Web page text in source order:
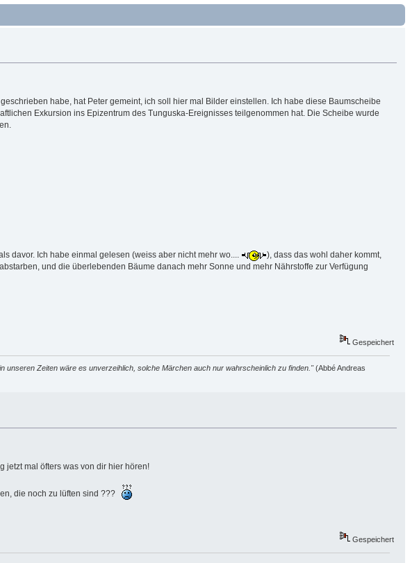
habe, hat Peter gemeint, ich soll hier mal Bilder einstellen. Ich habe diese Baumscheibe
Exkursion ins Epizentrum des Tunguska-Ereignisses teilgenommen hat. Die Scheibe wurde
davor. Ich habe einmal gelesen (weiss aber nicht mehr wo....
), dass das wohl daher kommt,
und die überlebenden Bäume danach mehr Sonne und mehr Nährstoffe zur Verfügung
Gespeichert
unseren Zeiten wäre es unverzeihlich, solche Märchen auch nur wahrscheinlich zu finden."(Abbé Andreas
jetzt mal öfters was von dir hier hören!
die noch zu lüften sind ???
Gespeichert